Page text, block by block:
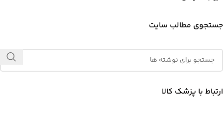
جستجوی مطالب سایت
ارتباط با پزشک کالا